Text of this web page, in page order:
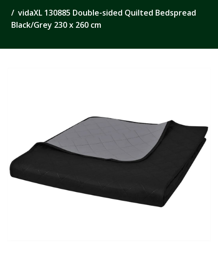
vidaXL 130885 Double-sided Quilted Bedspread
Black/Grey 230 x 260 cm